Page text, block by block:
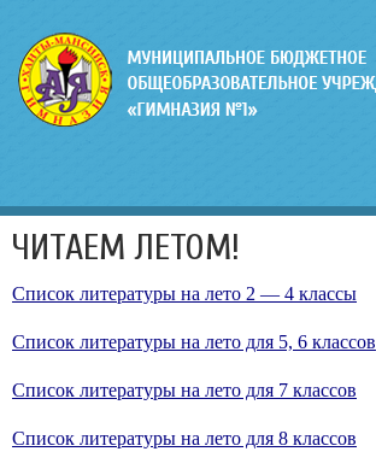
ЧИТАЕМ ЛЕТОМ!
Список литературы на лето 2 — 4 классы
Список литературы на лето для 5, 6 классов
Список литературы на лето для 7 классов
Список литературы на лето для 8 классов